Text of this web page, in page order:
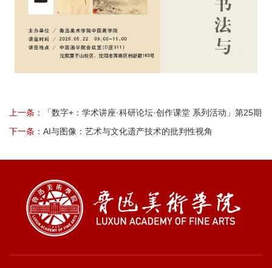
上一条： 「数字+：学术讲座·科研论坛·创作课堂 系列活动」第25期
下一条： AI与图像：艺术与文化遗产技术的批判性视角